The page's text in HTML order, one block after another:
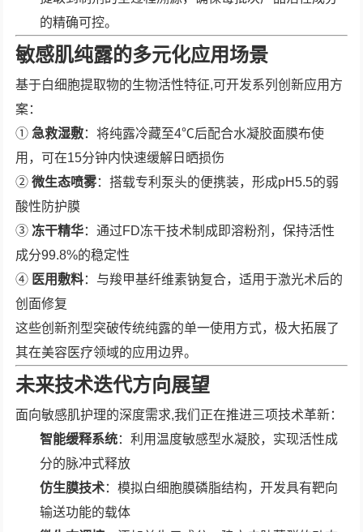
的精确可控。
敏感肌纯露的多元化应用场景
基于白细胞提取物的生物活性特征,可开发系列创新应用方
案：
①急救湿敷：将纯露冷藏至4℃后配合水凝胶面膜布使
用，可在15分钟内快速缓解日晒损伤
②微生态喷雾：搭载专利泵头的便携装，形成pH5.5的弱
酸性防护膜
③ 冻干精华：通过FD冻干技术制成即溶粉剂，保持活性
成分99.8%的稳定性
④ 医用敷料：与羧甲基纤维素钠复合，适用于激光术后的
创面修复
这些创新剂型突破传统纯露的单一使用方式，极大拓展了
其在美容医疗领域的应用边界。
未来技术迭代方向展望
面向敏感肌护理的深度需求,我们正在推进三项技术革新：
智能缓释系统：利用温度敏感型水凝胶，实现活性成
分的脉冲式释放
仿生膜技术：模拟白细胞膜磷脂结构，开发具有靶向
输送功能的载体